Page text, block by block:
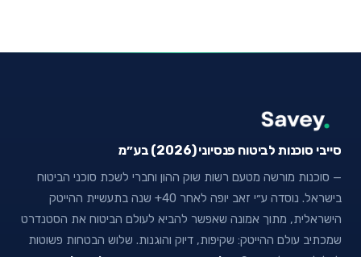
סייבי סוכנות לביטוח פנסיוני (2026) בע״מ
— סוכנות מורשה מטעם רשות שוק ההון וחברי לשכת סוכני הביטוח
בישראל. נוסדה ע״י זאב יופה לאחר 40+ שנה בתעשיית ההייטק
הישראלית, מתוך אמונה שאפשר להביא לעולם הביטוח את הסטנדרט
שמכתיב עולם ההייטק: שקיפות, דיוק והוגנות. שלוש הבטחות פשוטות